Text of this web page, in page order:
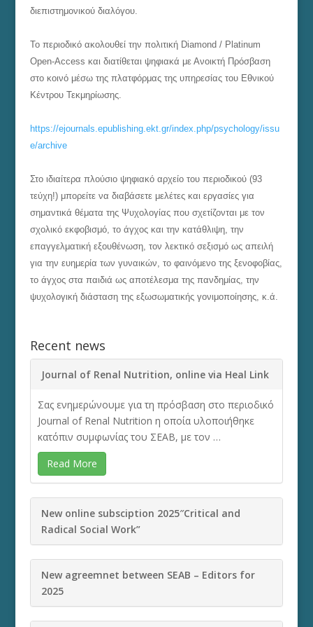
διεπιστημονικού διαλόγου.
Το περιοδικό ακολουθεί την πολιτική Diamond / Platinum
Open-Access και διατίθεται ψηφιακά με Ανοικτή Πρόσβαση
στο κοινό μέσω της πλατφόρμας της υπηρεσίας του Εθνικού
Κέντρου Τεκμηρίωσης.
https://ejournals.epublishing.ekt.gr/index.php/psychology/issu
e/archive
Στο ιδιαίτερα πλούσιο ψηφιακό αρχείο του περιοδικού (93
τεύχη!) μπορείτε να διαβάσετε μελέτες και εργασίες για
σημαντικά θέματα της Ψυχολογίας που σχετίζονται με τον
σχολικό εκφοβισμό, το άγχος και την κατάθλιψη, την
επαγγελματική εξουθένωση, τον λεκτικό σεξισμό ως απειλή
για την ευημερία των γυναικών, το φαινόμενο της ξενοφοβίας,
το άγχος στα παιδιά ως αποτέλεσμα της πανδημίας, την
ψυχολογική διάσταση της εξωσωματικής γονιμοποίησης, κ.ά.
Recent news
Journal of Renal Nutrition, online via Heal Link
Σας ενημερώνουμε για τη πρόσβαση στο περιοδικό
Journal of Renal Nutrition η οποία υλοποιήθηκε
κατόπιν συμφωνίας του ΣΕΑΒ, με τον …
Read More
New online subsciption 2025″Critical and
Radical Social Work”
New agreemnet between SEAB – Editors for
2025